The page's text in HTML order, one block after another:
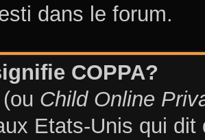
dans le forum.
COPPA?
Child Online
Etats-Unis qui